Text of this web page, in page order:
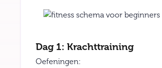
Dag 1: Krachttraining
Oefeningen: